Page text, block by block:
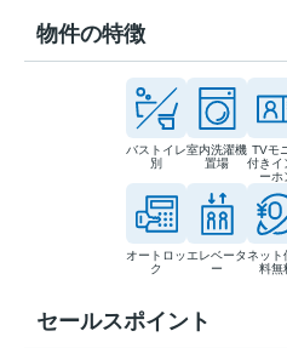
物件の特徴
バストイレ
別
室内洗濯機
置場
TVモ
付きイ
ーホ
オートロッ
ク
エレベータ
ー
ネット
料無
セールスポイント